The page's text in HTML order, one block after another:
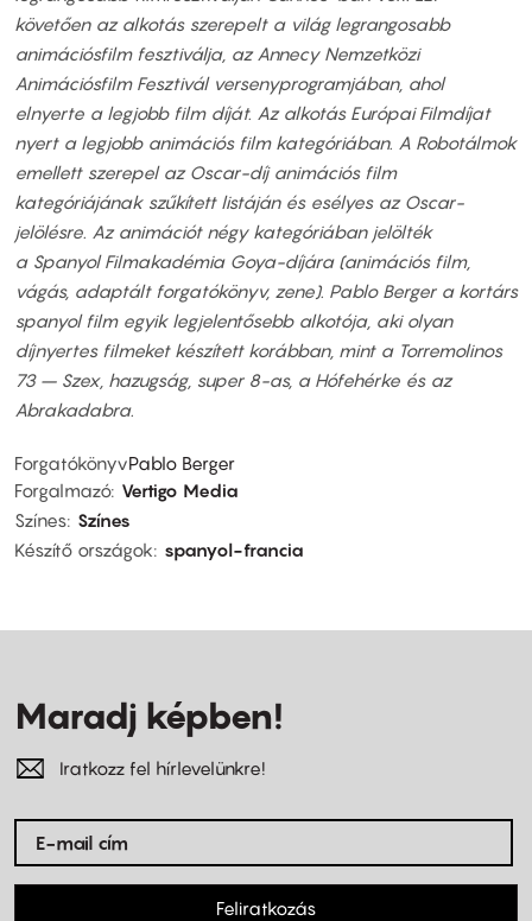
követően az alkotás szerepelt a világ legrangosabb
animációsfilm fesztiválja, az Annecy Nemzetközi
Animációsfilm Fesztivál versenyprogramjában, ahol
elnyerte a legjobb film díját. Az alkotás Európai Filmdíjat
nyert a legjobb animációs film kategóriában. A Robotálmok
emellett szerepel az Oscar-díj animációs film
kategóriájának szűkített listáján és esélyes az Oscar-
jelölésre. Az animációt négy kategóriában jelölték
a Spanyol Filmakadémia Goya-díjára (animációs film,
vágás, adaptált forgatókönyv, zene). Pablo Berger a kortárs
spanyol film egyik legjelentősebb alkotója, aki olyan
díjnyertes filmeket készített korábban, mint a Torremolinos
73 – Szex, hazugság, super 8-as, a Hófehérke és az
Abrakadabra.
ForgatókönyvPablo Berger
Forgalmazó Vertigo Media
Színes Színes
Készítő országok
spanyol-francia
Maradj képben!
Iratkozz fel hírlevelünkre!
Feliratkozás